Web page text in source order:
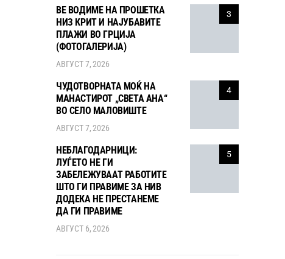
3
ВЕ ВОДИМЕ НА ПРОШЕТКА
НИЗ КРИТ И НАЈУБАВИТЕ
ПЛАЖИ ВО ГРЦИЈА
(ФОТОГАЛЕРИЈА)
АВГУСТ 7, 2026
4
ЧУДОТВОРНАТА МОЌ НА
МАНАСТИРОТ „СВЕТА АНА“
ВО СЕЛО МАЛОВИШТЕ
АВГУСТ 7, 2026
5
НЕБЛАГОДАРНИЦИ:
ЛУЃЕТО НЕ ГИ
ЗАБЕЛЕЖУВААТ РАБОТИТЕ
ШТО ГИ ПРАВИМЕ ЗА НИВ
ДОДЕКА НЕ ПРЕСТАНЕМЕ
ДА ГИ ПРАВИМЕ
АВГУСТ 6, 2026